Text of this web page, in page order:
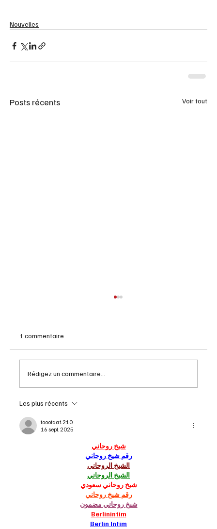
Nouvelles
Posts récents Voir tout
robinet au Canada
1 commentaire
Rédigez un commentaire...
Les plus récents
toootaa1210
16 sept. 2025
شيخ روحاني
رقم شيخ روحاني
الشيخ الروحاني
الشيخ الروحاني
شيخ روحاني سعودي
رقم شيخ روحاني
شيخ روحاني مضمون
Berlinintim
Berlin Intim